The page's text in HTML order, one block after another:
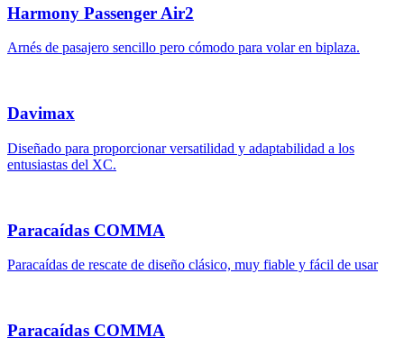
Harmony Passenger Air2
Arnés de pasajero sencillo pero cómodo para volar en biplaza.
Davimax
Diseñado para proporcionar versatilidad y adaptabilidad a los
entusiastas del XC.
Paracaídas COMMA
Paracaídas de rescate de diseño clásico, muy fiable y fácil de usar
Paracaídas COMMA